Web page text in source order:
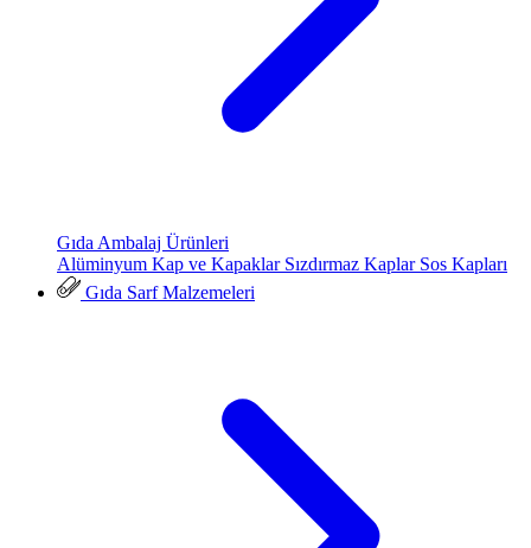
Gıda Ambalaj Ürünleri
Alüminyum Kap ve Kapaklar Sızdırmaz Kaplar Sos Kapları
Gıda Sarf Malzemeleri